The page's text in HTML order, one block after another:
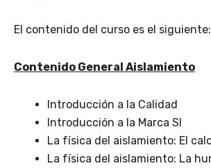
El contenido del curso es el siguiente:
Contenido General Aislamiento
Introducción a la Calidad
Introducción a la Marca SI
La física del aislamiento: El
La física del aislamiento: La